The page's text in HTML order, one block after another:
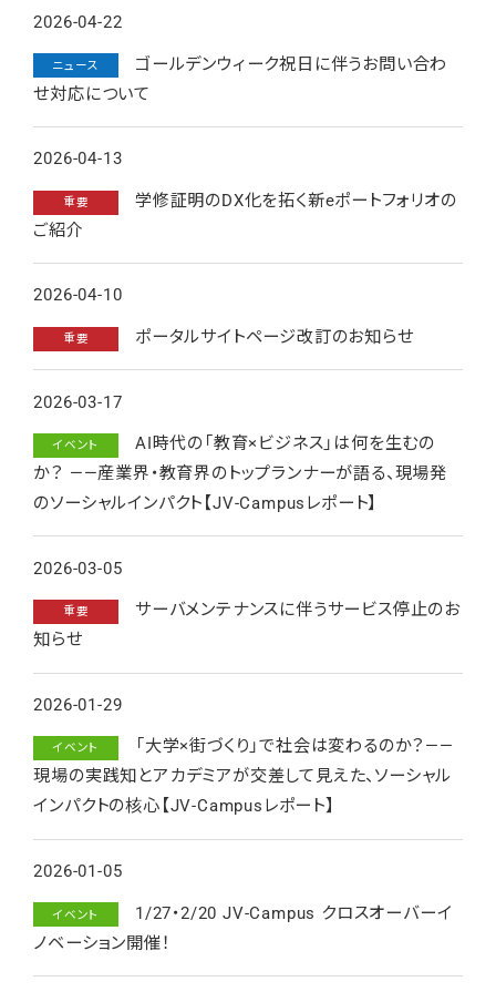
2026-04-22
ニュース
ゴールデンウィーク祝日に伴うお問い合わ
せ対応について
2026-04-13
重要
学修証明のDX化を拓く新eポートフォリオの
ご紹介
2026-04-10
重要 ポータルサイトページ改訂のお知らせ
2026-03-17
イベント
AI時代の「教育×ビジネス」は何を生むの
か？ ——産業界・教育界のトップランナーが語る、現場発
のソーシャルインパクト【JV-Campusレポート】
2026-03-05
重要
サーバメンテナンスに伴うサービス停止のお
知らせ
2026-01-29
イベント
「大学×街づくり」で社会は変わるのか？——
現場の実践知とアカデミアが交差して見えた、ソーシャル
インパクトの核心【JV-Campusレポート】
2026-01-05
イベント
1/27・2/20 JV-Campus クロスオーバーイ
ノベーション開催！